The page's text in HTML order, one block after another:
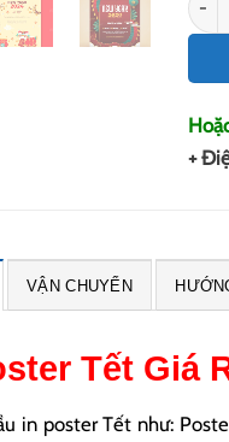
+
VẬN CHUYỂN
Tết Giá
in poster Tết như: